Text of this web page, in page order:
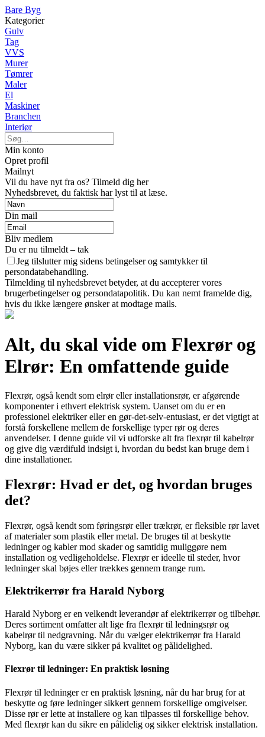
Bare Byg
Kategorier
Gulv
Tag
VVS
Murer
Tømrer
Maler
El
Maskiner
Branchen
Interiør
Min konto
Opret profil
Mailnyt
Vil du have nyt fra os? Tilmeld dig her
Nyhedsbrevet, du faktisk har lyst til at læse.
Din mail
Bliv medlem
Du er nu tilmeldt – tak
Jeg tilslutter mig sidens betingelser og samtykker til
persondatabehandling.
Tilmelding til nyhedsbrevet betyder, at du accepterer vores
brugerbetingelser og persondatapolitik. Du kan nemt framelde dig,
hvis du ikke længere ønsker at modtage mails.
Alt, du skal vide om Flexrør og
Elrør: En omfattende guide
Flexrør, også kendt som elrør eller installationsrør, er afgørende
komponenter i ethvert elektrisk system. Uanset om du er en
professionel elektriker eller en gør-det-selv-entusiast, er det vigtigt at
forstå forskellene mellem de forskellige typer rør og deres
anvendelser. I denne guide vil vi udforske alt fra flexrør til kabelrør
og give dig værdifuld indsigt i, hvordan du bedst kan bruge dem i
dine installationer.
Flexrør: Hvad er det, og hvordan bruges
det?
Flexrør, også kendt som føringsrør eller trækrør, er fleksible rør lavet
af materialer som plastik eller metal. De bruges til at beskytte
ledninger og kabler mod skader og samtidig muliggøre nem
installation og vedligeholdelse. Flexrør er ideelle til steder, hvor
ledninger skal bøjes eller trækkes gennem trange rum.
Elektrikerrør fra Harald Nyborg
Harald Nyborg er en velkendt leverandør af elektrikerrør og tilbehør.
Deres sortiment omfatter alt lige fra flexrør til ledningsrør og
kabelrør til nedgravning. Når du vælger elektrikerrør fra Harald
Nyborg, kan du være sikker på kvalitet og pålidelighed.
Flexrør til ledninger: En praktisk løsning
Flexrør til ledninger er en praktisk løsning, når du har brug for at
beskytte og føre ledninger sikkert gennem forskellige omgivelser.
Disse rør er lette at installere og kan tilpasses til forskellige behov.
Med flexrør kan du sikre en pålidelig og sikker elektrisk installation.